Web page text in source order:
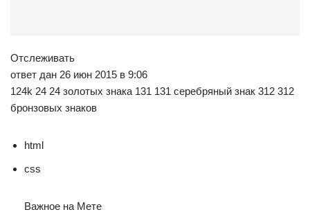
Отслеживать
ответ дан 26 июн 2015 в 9:06
124k 24 24 золотых знака 131 131 серебряный знак 312 312
бронзовых знаков
html
css
Важное на Мете